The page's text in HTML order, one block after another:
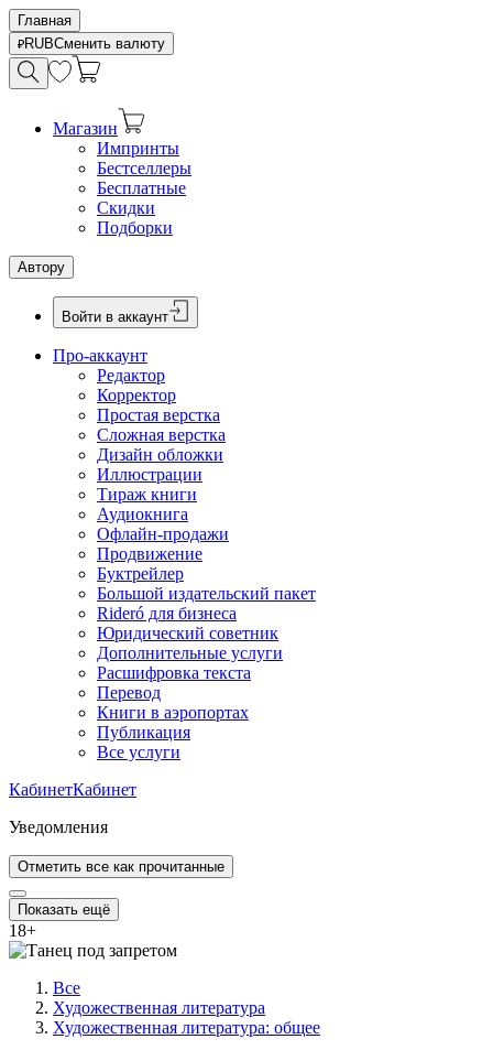
Главная
RUBСменить валюту
Магазин
Импринты
Бестселлеры
Бесплатные
Скидки
Подборки
Автору
Войти в аккаунт
Про-аккаунт
Редактор
Корректор
Простая верстка
Сложная верстка
Дизайн обложки
Иллюстрации
Тираж книги
Аудиокнига
Офлайн-продажи
Продвижение
Буктрейлер
Большой издательский пакет
Rideró для бизнеса
Юридический советник
Дополнительные услуги
Расшифровка текста
Перевод
Книги в аэропортах
Публикация
Все услуги
КабинетКабинет
Уведомления
Отметить все как прочитанные
Показать ещё
18+
Все
Художественная литература
Художественная литература: общее